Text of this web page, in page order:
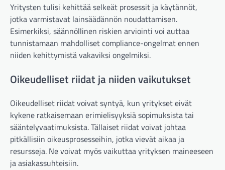
Yritysten tulisi kehittää selkeät prosessit ja käytännöt,
jotka varmistavat lainsäädännön noudattamisen.
Esimerkiksi, säännöllinen riskien arviointi voi auttaa
tunnistamaan mahdolliset compliance-ongelmat ennen
niiden kehittymistä vakaviksi ongelmiksi.
Oikeudelliset riidat ja niiden vaikutukset
Oikeudelliset riidat voivat syntyä, kun yritykset eivät
kykene ratkaisemaan erimielisyyksiä sopimuksista tai
sääntelyvaatimuksista. Tällaiset riidat voivat johtaa
pitkällisiin oikeusprosesseihin, jotka vievät aikaa ja
resursseja. Ne voivat myös vaikuttaa yrityksen maineeseen
ja asiakassuhteisiin.